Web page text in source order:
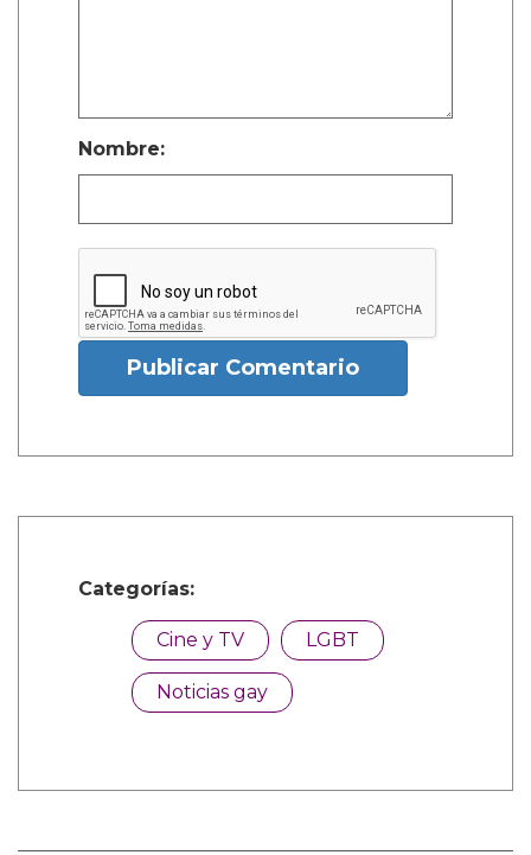
Nombre:
Publicar Comentario
Categorías:
Cine y TV LGBT
Noticias gay